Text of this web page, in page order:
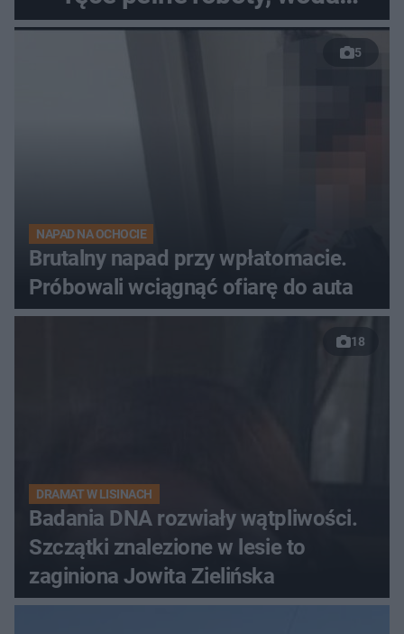
zalewa posesje i budynki
5
NAPAD NA OCHOCIE
Brutalny napad przy wpłatomacie.
Próbowali wciągnąć ofiarę do auta
18
DRAMAT W LISINACH
Badania DNA rozwiały wątpliwości.
Szczątki znalezione w lesie to
zaginiona Jowita Zielińska